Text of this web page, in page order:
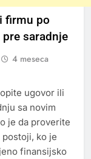
firmu po
saradnje
4 meseca
ugovor ili
sa novim
je da proverite
ko je
finansijsko